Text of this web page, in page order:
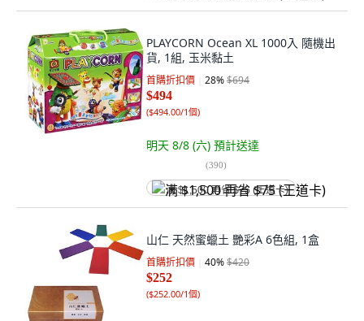
PLAYCORN Ocean XL 1000入 隨機出
貨, 1組, 玉米黏土
首購折扣價 28%$694
$494
($494.00/1個)
明天 8/8 (六) 預計送達
(390)
满 $1,500 再省 $75 (王道卡)
山仁 天然蜜蠟土 艷彩A 6色組, 1盒
首購折扣價 40%$420
$252
($252.00/1個)